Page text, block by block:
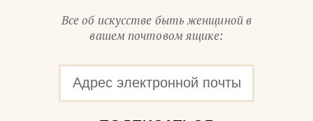
Все об искусстве быть женщиной в
вашем почтовом ящике: